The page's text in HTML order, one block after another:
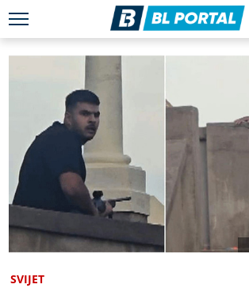
SVIJET